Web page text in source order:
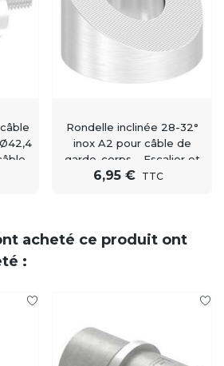
Rondelle inclinée 28-32°
inox A2 pour câble de
garde-corps – Escalier et
rampe
6,95 € TTC
acheté ce produit ont
: